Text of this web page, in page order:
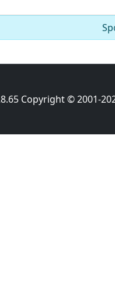
Copyright © 2001-